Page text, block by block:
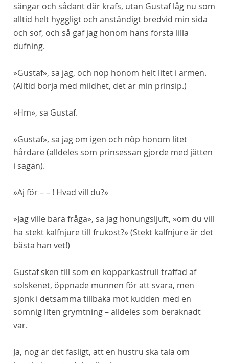
sängar och sådant där krafs, utan Gustaf låg nu som
alltid helt hyggligt och anständigt bredvid min sida
och sof, och så gaf jag honom hans första lilla
dufning.
»Gustaf», sa jag, och nöp honom helt litet i armen.
(Alltid börja med mildhet, det är min prinsip.)
»Hm», sa Gustaf.
»Gustaf», sa jag om igen och nöp honom litet
hårdare (alldeles som prinsessan gjorde med jätten
i sagan).
»Aj för – – ! Hvad vill du?»
»Jag ville bara fråga», sa jag honungsljuft, »om du vill
ha stekt kalfnjure till frukost?» (Stekt kalfnjure är det
bästa han vet!)
Gustaf sken till som en kopparkastrull träffad af
solskenet, öppnade munnen för att svara, men
sjönk i detsamma tillbaka mot kudden med en
sömnig liten grymtning – alldeles som beräknadt
var.
Ja, nog är det fasligt, att en hustru ska tala om